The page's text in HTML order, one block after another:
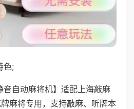
色;
音自动麻将机】适配上海敲麻
麻将专用，支持敲麻、听牌本